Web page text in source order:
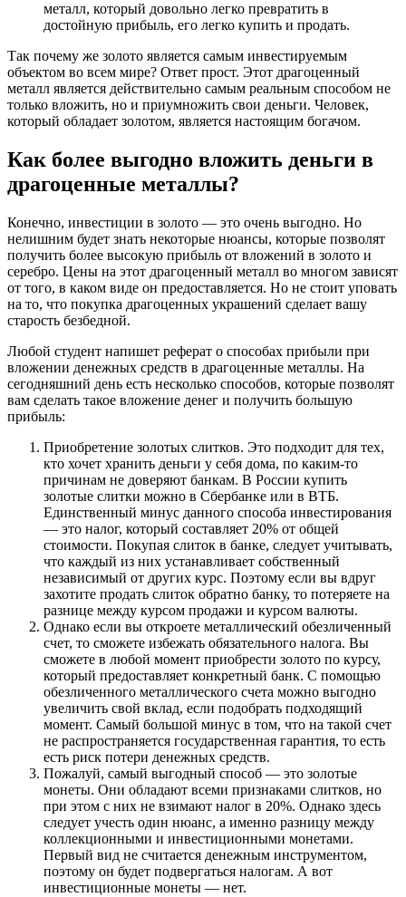
металл, который довольно легко превратить в
достойную прибыль, его легко купить и продать.
Так почему же золото является самым инвестируемым
объектом во всем мире? Ответ прост. Этот драгоценный
металл является действительно самым реальным способом не
только вложить, но и приумножить свои деньги. Человек,
который обладает золотом, является настоящим богачом.
Как более выгодно вложить деньги в
драгоценные металлы?
Конечно, инвестиции в золото — это очень выгодно. Но
нелишним будет знать некоторые нюансы, которые позволят
получить более высокую прибыль от вложений в золото и
серебро. Цены на этот драгоценный металл во многом зависят
от того, в каком виде он предоставляется. Но не стоит уповать
на то, что покупка драгоценных украшений сделает вашу
старость безбедной.
Любой студент напишет реферат о способах прибыли при
вложении денежных средств в драгоценные металлы. На
сегодняшний день есть несколько способов, которые позволят
вам сделать такое вложение денег и получить большую
прибыль:
Приобретение золотых слитков. Это подходит для тех,
кто хочет хранить деньги у себя дома, по каким-то
причинам не доверяют банкам. В России купить
золотые слитки можно в Сбербанке или в ВТБ.
Единственный минус данного способа инвестирования
— это налог, который составляет 20% от общей
стоимости. Покупая слиток в банке, следует учитывать,
что каждый из них устанавливает собственный
независимый от других курс. Поэтому если вы вдруг
захотите продать слиток обратно банку, то потеряете на
разнице между курсом продажи и курсом валюты.
Однако если вы откроете металлический обезличенный
счет, то сможете избежать обязательного налога. Вы
сможете в любой момент приобрести золото по курсу,
который предоставляет конкретный банк. С помощью
обезличенного металлического счета можно выгодно
увеличить свой вклад, если подобрать подходящий
момент. Самый большой минус в том, что на такой счет
не распространяется государственная гарантия, то есть
есть риск потери денежных средств.
Пожалуй, самый выгодный способ — это золотые
монеты. Они обладают всеми признаками слитков, но
при этом с них не взимают налог в 20%. Однако здесь
следует учесть один нюанс, а именно разницу между
коллекционными и инвестиционными монетами.
Первый вид не считается денежным инструментом,
поэтому он будет подвергаться налогам. А вот
инвестиционные монеты — нет.